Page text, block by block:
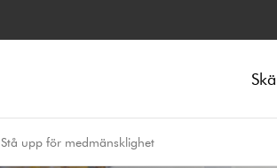
Stå upp för medmänsklighet